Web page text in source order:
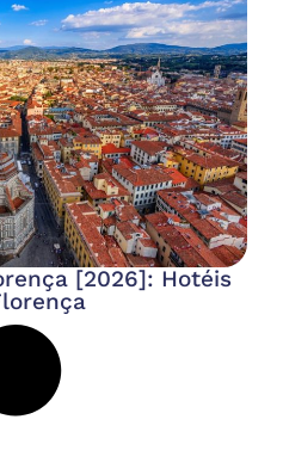
[2026]: Hotéis